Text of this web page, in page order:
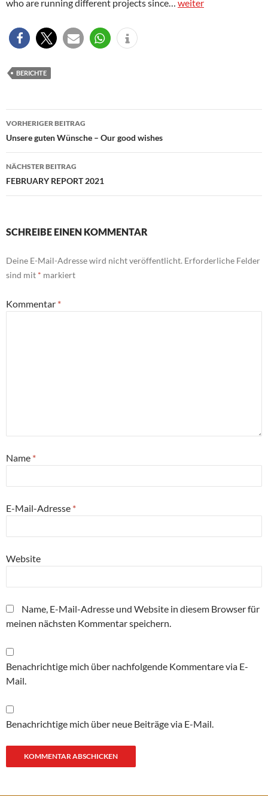
who are running different projects since… weiter
BERICHTE
Beitragsnavigation
VORHERIGER BEITRAG
Unsere guten Wünsche – Our good wishes
NÄCHSTER BEITRAG
FEBRUARY REPORT 2021
SCHREIBE EINEN KOMMENTAR
Deine E-Mail-Adresse wird nicht veröffentlicht. Erforderliche Felder
sind mit * markiert
Kommentar *
Name *
E-Mail-Adresse *
Website
Name, E-Mail-Adresse und Website in diesem Browser für
meinen nächsten Kommentar speichern.
Benachrichtige mich über nachfolgende Kommentare via E-
Mail.
Benachrichtige mich über neue Beiträge via E-Mail.